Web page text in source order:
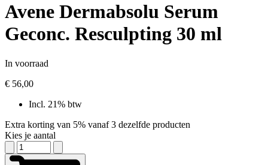
Avene Dermabsolu Serum
Geconc. Resculpting 30 ml
In voorraad
€ 56,00
Incl. 21% btw
Extra korting van 5% vanaf 3 dezelfde producten
Kies je aantal